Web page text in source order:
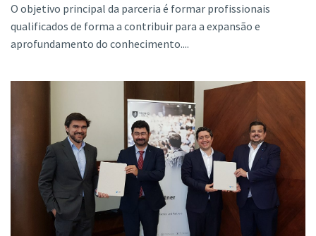
O objetivo principal da parceria é formar profissionais
qualificados de forma a contribuir para a expansão e
aprofundamento do conhecimento....